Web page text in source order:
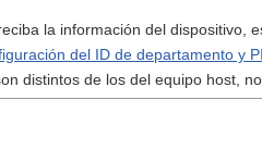
la información del dispositivo,
del ID de departamento y
distintos de los del equipo host,